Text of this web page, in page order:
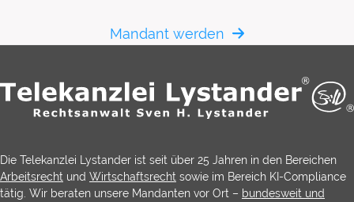
Mandant werden
Die Telekanzlei Lystander ist seit über 25 Jahren in den Bereichen
Arbeitsrecht und Wirtschaftsrecht sowie im Bereich KI-Compliance
tätig. Wir beraten unsere Mandanten vor Ort – bundesweit und